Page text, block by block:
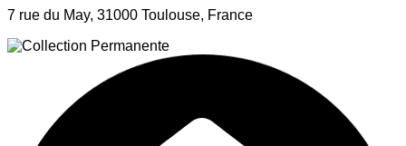
7 rue du May, 31000 Toulouse, France